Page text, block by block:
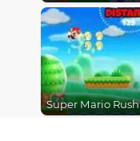
Super Mario Rush